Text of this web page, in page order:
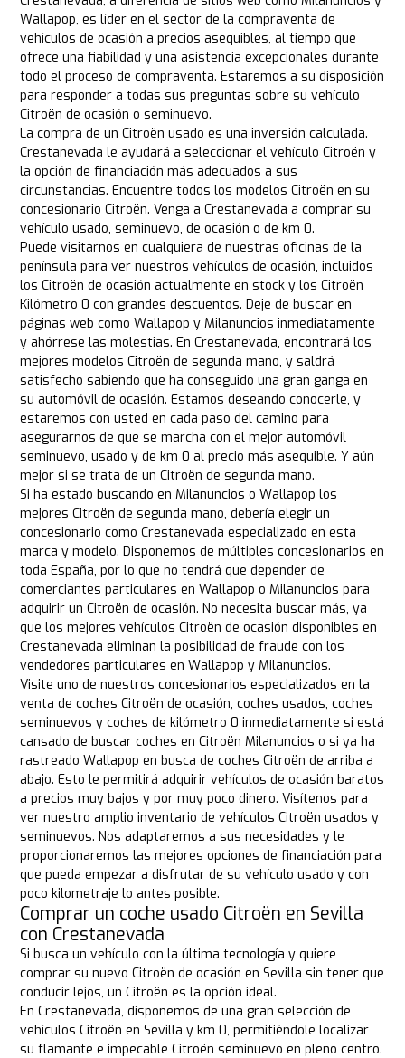
Wallapop, es líder en el sector de la compraventa de
vehículos de ocasión a precios asequibles, al tiempo que
ofrece una fiabilidad y una asistencia excepcionales durante
todo el proceso de compraventa. Estaremos a su disposición
para responder a todas sus preguntas sobre su vehículo
Citroën de ocasión o seminuevo.
La compra de un Citroën usado es una inversión calculada.
Crestanevada le ayudará a seleccionar el vehículo Citroën y
la opción de financiación más adecuados a sus
circunstancias. Encuentre todos los modelos Citroën en su
concesionario Citroën. Venga a Crestanevada a comprar su
vehículo usado, seminuevo, de ocasión o de km 0.
Puede visitarnos en cualquiera de nuestras oficinas de la
península para ver nuestros vehículos de ocasión, incluidos
los Citroën de ocasión actualmente en stock y los Citroën
Kilómetro 0 con grandes descuentos. Deje de buscar en
páginas web como Wallapop y Milanuncios inmediatamente
y ahórrese las molestias. En Crestanevada, encontrará los
mejores modelos Citroën de segunda mano, y saldrá
satisfecho sabiendo que ha conseguido una gran ganga en
su automóvil de ocasión. Estamos deseando conocerle, y
estaremos con usted en cada paso del camino para
asegurarnos de que se marcha con el mejor automóvil
seminuevo, usado y de km 0 al precio más asequible. Y aún
mejor si se trata de un Citroën de segunda mano.
Si ha estado buscando en Milanuncios o Wallapop los
mejores Citroën de segunda mano, debería elegir un
concesionario como Crestanevada especializado en esta
marca y modelo. Disponemos de múltiples concesionarios en
toda España, por lo que no tendrá que depender de
comerciantes particulares en Wallapop o Milanuncios para
adquirir un Citroën de ocasión. No necesita buscar más, ya
que los mejores vehículos Citroën de ocasión disponibles en
Crestanevada eliminan la posibilidad de fraude con los
vendedores particulares en Wallapop y Milanuncios.
Visite uno de nuestros concesionarios especializados en la
venta de coches Citroën de ocasión, coches usados, coches
seminuevos y coches de kilómetro 0 inmediatamente si está
cansado de buscar coches en Citroën Milanuncios o si ya ha
rastreado Wallapop en busca de coches Citroën de arriba a
abajo. Esto le permitirá adquirir vehículos de ocasión baratos
a precios muy bajos y por muy poco dinero. Visítenos para
ver nuestro amplio inventario de vehículos Citroën usados y
seminuevos. Nos adaptaremos a sus necesidades y le
proporcionaremos las mejores opciones de financiación para
que pueda empezar a disfrutar de su vehículo usado y con
poco kilometraje lo antes posible.
Comprar un coche usado Citroën en Sevilla
con Crestanevada
Si busca un vehículo con la última tecnología y quiere
comprar su nuevo Citroën de ocasión en Sevilla sin tener que
conducir lejos, un Citroën es la opción ideal.
En Crestanevada, disponemos de una gran selección de
vehículos Citroën en Sevilla y km 0, permitiéndole localizar
su flamante e impecable Citroën seminuevo en pleno centro.